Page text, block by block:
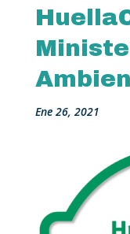
Ene 26, 2021